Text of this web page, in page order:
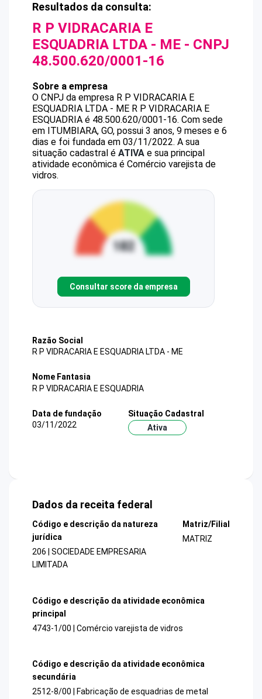
Resultados da consulta:
R P VIDRACARIA E
ESQUADRIA LTDA - ME - CNPJ
48.500.620/0001-16
Sobre a empresa
O CNPJ da empresa R P VIDRACARIA E
ESQUADRIA LTDA - ME R P VIDRACARIA E
ESQUADRIA é 48.500.620/0001-16. Com sede
em ITUMBIARA, GO, possui 3 anos, 9 meses e 6
dias e foi fundada em 03/11/2022. A sua
situação cadastral é ATIVA e sua principal
atividade econômica é Comércio varejista de
vidros.
Consultar score da empresa
Razão Social
R P VIDRACARIA E ESQUADRIA LTDA - ME
Nome Fantasia
R P VIDRACARIA E ESQUADRIA
Data de fundação
03/11/2022
Situação Cadastral
Ativa
Dados da receita federal
Código e descrição da natureza
jurídica
206 | SOCIEDADE EMPRESARIA
LIMITADA
Matriz/Filial
MATRIZ
Código e descrição da atividade econômica
principal
4743-1/00 | Comércio varejista de vidros
Código e descrição da atividade econômica
secundária
2512-8/00 | Fabricação de esquadrias de metal